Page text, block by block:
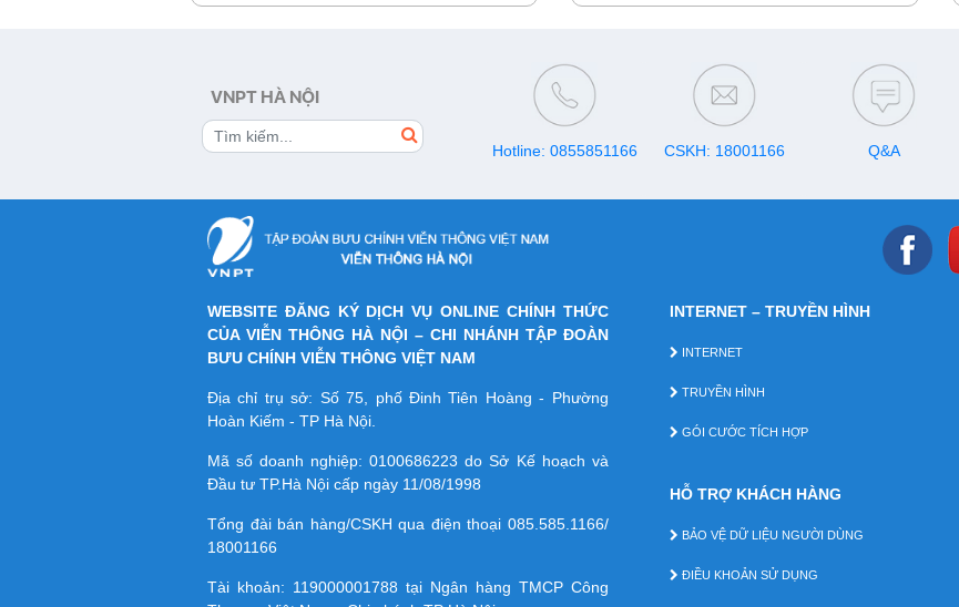
dùng có thể sử dụng các kênh này để được
VNPT HÀ NỘI
Hotline: 0855851166 CSKH: 18001166 Q&A
WEBSITE ĐĂNG KÝ DỊCH VỤ ONLINE CHÍNH THỨC
CỦA VIỄN THÔNG HÀ NỘI – CHI NHÁNH TẬP ĐOÀN
BƯU CHÍNH VIỄN THÔNG VIỆT NAM
Địa chỉ trụ sở: Số 75, phố Đinh Tiên Hoàng - Phường
Hoàn Kiếm - TP Hà Nội.
Mã số doanh nghiệp:0100686223 do Sở Kế hoạch và
Đầu tư TP.Hà Nội cấp ngày 11/08/1998
Tổng đài bán hàng/CSKH qua điện thoại 085.585.1166/
18001166
Tài khoản: 119000001788 tại Ngân hàng TMCP Công
INTERNET – TRUYỀN HÌNH
INTERNET
TRUYỀN HÌNH
GÓI CƯỚC TÍCH HỢP
HỖ TRỢ KHÁCH HÀNG
BẢO VỆ DỮ LIỆU NGƯỜI DÙNG
ĐIỀU KHOẢN SỬ DỤNG